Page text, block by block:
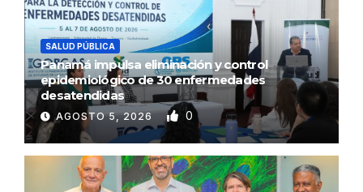
SALUD PÚBLICA
Panamá impulsa eliminación y control
epidemiológico de 30 enfermedades
desatendidas
AGOSTO 5, 2026 0